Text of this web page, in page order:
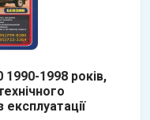
1998 років,
експлуатації